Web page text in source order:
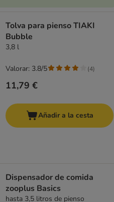
Tolva para pienso TIAKI
Bubble
3,8 l
11,79 €
Valorar: 3.8/5 (4)
Añadir a la cesta
Dispensador de comida
zooplus Basics
hasta 3,5 litros de pienso